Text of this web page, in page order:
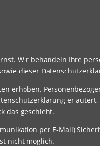
Wir behandeln Ihre
dieser
erhoben.
das geschieht.
per E-Mail)
nicht möglich.